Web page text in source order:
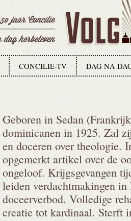
CONCILIE-TV DAG NA
Geboren in Sedan
dominicanen in 1925. Zal
en doceren over theologie.
opgemerkt artikel over de
ongeloof. Krijgsgevangen
leiden verdachtmakingen in
doceerverbod. Volledige
creatie tot kardinaal. Sterft